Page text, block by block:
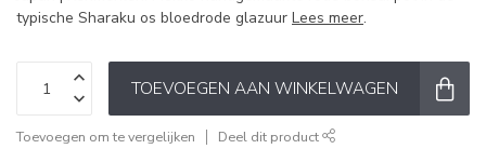
typische Sharaku os bloedrode glazuur Lees meer.
TOEVOEGEN AAN WINKELWAGEN
Toevoegen om te vergelijken Deel dit product